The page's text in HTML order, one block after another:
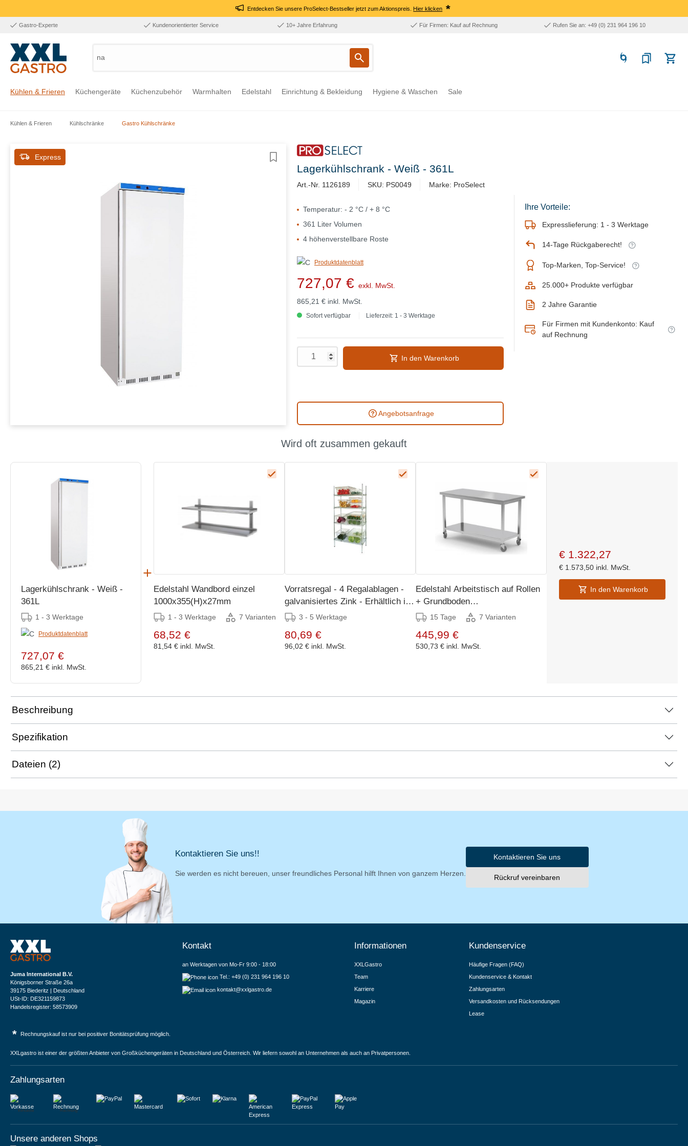
Entdecken Sie unsere ProSelect-Bestseller jetzt zum Aktionspreis.Hier klicken *
Gastro-Experte Kundenorientierter Service 10+ Jahre Erfahrung Für Firmen: Kauf auf Rechnung Rufen Sie an: +49 (0) 231 964 196 10
nach Pr
Kühlen & Frieren Küchengeräte Küchenzubehör Warmhalten Edelstahl Einrichtung & Bekleidung Hygiene & Waschen Sale
Kühlen & Frieren Kühlschränke Gastro Kühlschränke
Express
Lagerkühlschrank - Weiß - 361L
Art.-Nr. 1126189 SKU: PS0049 Marke: ProSelect
Temperatur: - 2 °C / + 8 °C
361 Liter Volumen
4 höhenverstellbare Roste
Produktdatenblatt
727,07 € exkl. MwSt.
865,21 € inkl. MwSt.
Sofort verfügbar Lieferzeit: 1 - 3 Werktage
In den Warenkorb
Angebotsanfrage
Ihre Vorteile:
Expresslieferung: 1 - 3 Werktage
14-Tage Rückgaberecht!
Top-Marken, Top-Service!
25.000+ Produkte verfügbar
2 Jahre Garantie
Für Firmen mit Kundenkonto: Kauf
auf Rechnung
Wird oft zusammen gekauft
Lagerkühlschrank - Weiß -
361L
1 - 3 Werktage
Produktdatenblatt
727,07 €
865,21 € inkl. MwSt.
Edelstahl Wandbord einzel
1000x355(H)x27mm
1 - 3 Werktage 7 Varianten
68,52 €
81,54 € inkl. MwSt.
Vorratsregal - 4 Regalablagen -
galvanisiertes Zink - Erhältlich in
4 Größen
3 - 5 Werktage
80,69 €
96,02 € inkl. MwSt.
Edelstahl Arbeitstisch auf Rollen
+ Grundboden
1000x600x(H)885mm
15 Tage 7 Varianten
445,99 €
530,73 € inkl. MwSt.
€ 1.322,27
€ 1.573,50 inkl. MwSt.
In den Warenkorb
Beschreibung
Spezifikation
Dateien (2)
Kontaktieren Sie uns!!
Sie werden es nicht bereuen, unser freundliches Personal hilft Ihnen von ganzem Herzen.
Kontaktieren Sie uns
Rückruf vereinbaren
Juma International B.V.
Königsborner Straße 26a
39175 Biederitz | Deutschland
USt-ID: DE321159873
Handelsregister: 58573909
Kontakt
an Werktagen von Mo-Fr 9:00 - 18:00
Tel.: +49 (0) 231 964 196 10
kontakt@xxlgastro.de
Informationen
XXLGastro
Team
Karriere
Magazin
Kundenservice
Häufige Fragen (FAQ)
Kundenservice & Kontakt
Zahlungsarten
Versandkosten und Rücksendungen
Lease
* Rechnungskauf ist nur bei positiver Bonitätsprüfung möglich.
XXLgastro ist einer der größten Anbieter von Großküchengeräten in Deutschland und Österreich. Wir liefern sowohl an Unternehmen als auch an Privatpersonen.
Zahlungsarten
Vorkasse Rechnung
Unsere anderen Shops